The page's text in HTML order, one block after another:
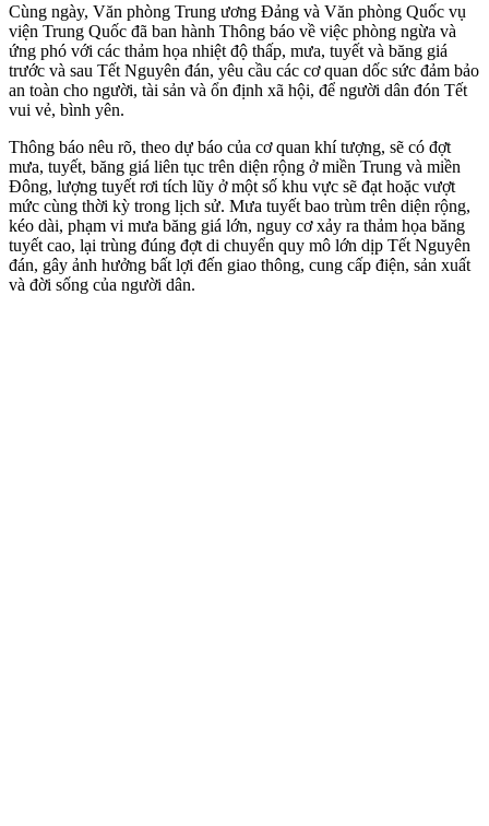
Cùng ngày, Văn phòng Trung ương Đảng và Văn phòng Quốc vụ
viện Trung Quốc đã ban hành Thông báo về việc phòng ngừa và
ứng phó với các thảm họa nhiệt độ thấp, mưa, tuyết và băng giá
trước và sau Tết Nguyên đán, yêu cầu các cơ quan dốc sức đảm bảo
an toàn cho người, tài sản và ổn định xã hội, để người dân đón Tết
vui vẻ, bình yên.
Thông báo nêu rõ, theo dự báo của cơ quan khí tượng, sẽ có đợt
mưa, tuyết, băng giá liên tục trên diện rộng ở miền Trung và miền
Đông, lượng tuyết rơi tích lũy ở một số khu vực sẽ đạt hoặc vượt
mức cùng thời kỳ trong lịch sử. Mưa tuyết bao trùm trên diện rộng,
kéo dài, phạm vi mưa băng giá lớn, nguy cơ xảy ra thảm họa băng
tuyết cao, lại trùng đúng đợt di chuyển quy mô lớn dịp Tết Nguyên
đán, gây ảnh hưởng bất lợi đến giao thông, cung cấp điện, sản xuất
và đời sống của người dân.